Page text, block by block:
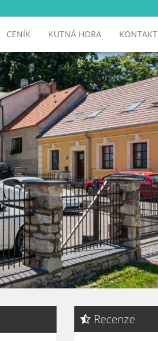
CENÍK KUTNÁ HORA KONTAKT
Recenze